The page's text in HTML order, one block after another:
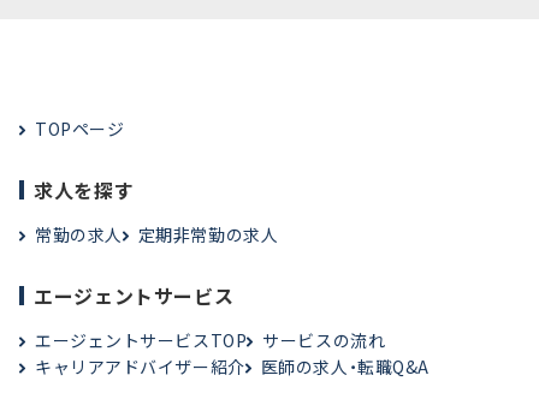
TOPページ
求人を探す
常勤の求人 定期非常勤の求人
エージェントサービス
エージェントサービスTOP
サービスの流れ
キャリアアドバイザー紹介
医師の求人・転職Q&A